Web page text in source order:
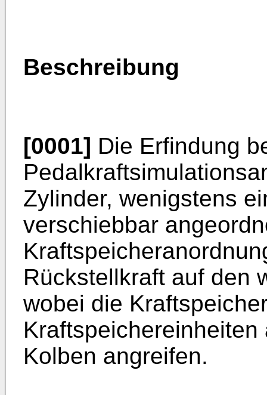
Beschreibung
[0001] Die Erfindung
Zylinder, wenigstens
verschiebbar
Rückstellkraft auf den
wobei die
Kolben angreifen.